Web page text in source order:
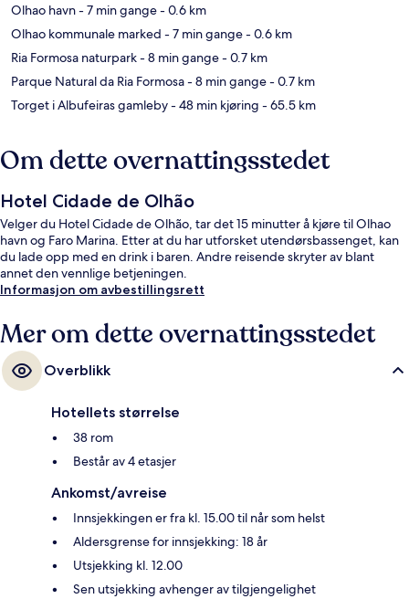
Olhao havn- 7 min gange- 0.6 km
Olhao kommunale marked - 7 min gange- 0.6 km
Ria Formosa naturpark- 8 min gange- 0.7 km
Parque Natural da Ria Formosa- 8 min gange- 0.7 km
Torget i Albufeiras gamleby- 48 min kjøring - 65.5 km
Om dette overnattingsstedet
Hotel Cidade de Olhão
Velger du Hotel Cidade de Olhão, tar det 15 minutter å kjøre til Olhao
havn og Faro Marina. Etter at du har utforsket utendørsbassenget, kan
du lade opp med en drink i baren. Andre reisende skryter av blant
annet den vennlige betjeningen.
Informasjon om avbestillingsrett
Mer om dette overnattingsstedet
Overblikk
Hotellets størrelse
38 rom
Består av 4 etasjer
Ankomst/avreise
Innsjekkingen er fra kl. 15.00 til når som helst
Aldersgrense for innsjekking: 18 år
Utsjekking kl. 12.00
Sen utsjekking avhenger av tilgjengelighet